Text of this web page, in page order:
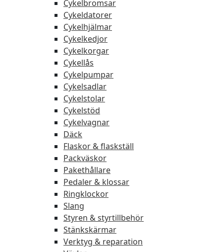
Cykelbromsar
Cykeldatorer
Cykelhjälmar
Cykelkedjor
Cykelkorgar
Cykellås
Cykelpumpar
Cykelsadlar
Cykelstolar
Cykelstöd
Cykelvagnar
Däck
Flaskor & flaskställ
Packväskor
Pakethållare
Pedaler & klossar
Ringklockor
Slang
Styren & styrtillbehör
Stänkskärmar
Verktyg & reparation